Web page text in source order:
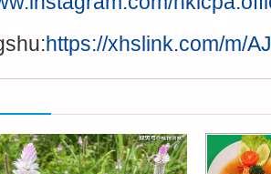
https://xhslink.com/m/